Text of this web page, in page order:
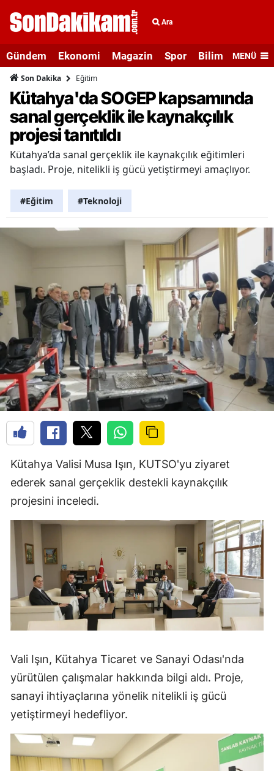
Ara
Gündem Ekonomi Magazin Spor Bilim veMENÜ
Son Dakika Eğitim
Kütahya'da SOGEP kapsamında
sanal gerçeklik ile kaynakçılık
projesi tanıtıldı
Kütahya’da sanal gerçeklik ile kaynakçılık eğitimleri
başladı. Proje, nitelikli iş gücü yetiştirmeyi amaçlıyor.
#Eğitim #Teknoloji
Kütahya Valisi Musa Işın, KUTSO'yu ziyaret
ederek sanal gerçeklik destekli kaynakçılık
projesini inceledi.
Vali Işın, Kütahya Ticaret ve Sanayi Odası'nda
yürütülen çalışmalar hakkında bilgi aldı. Proje,
sanayi ihtiyaçlarına yönelik nitelikli iş gücü
yetiştirmeyi hedefliyor.